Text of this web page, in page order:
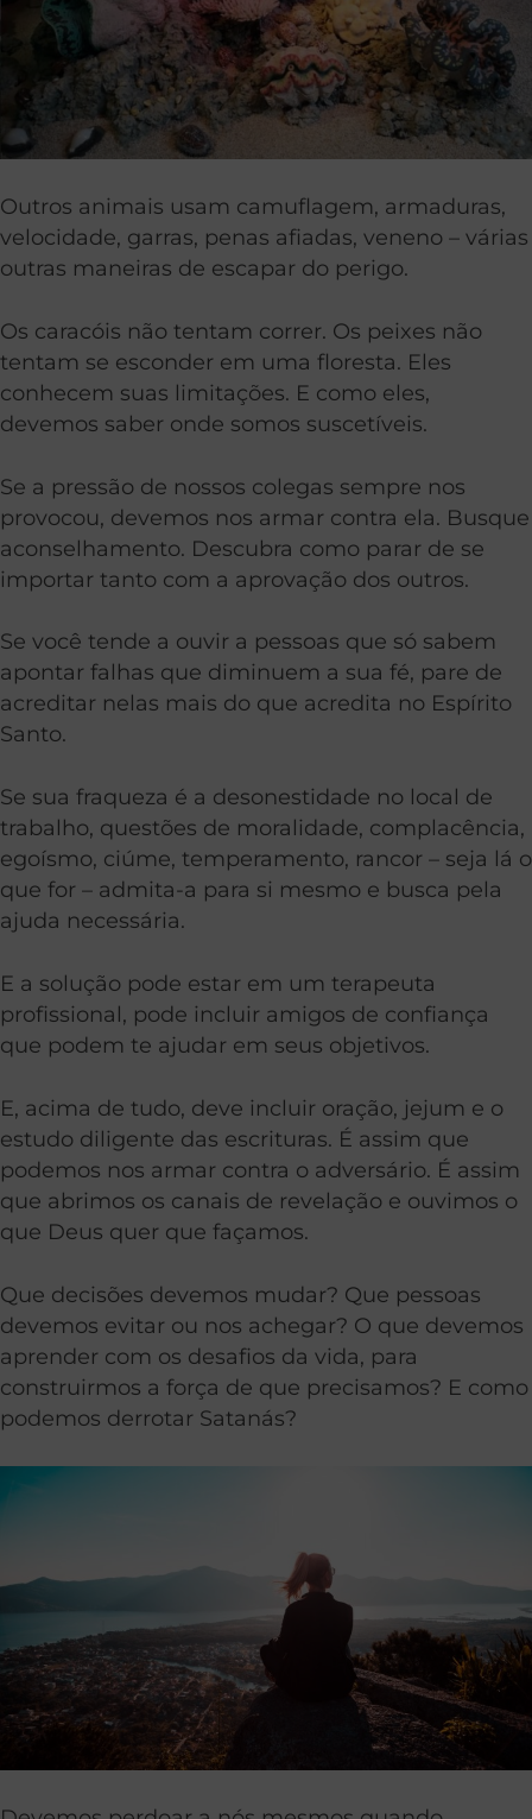
Outros animais usam camuflagem, armaduras,
velocidade, garras, penas afiadas, veneno – várias
outras maneiras de escapar do perigo.
Os caracóis não tentam correr. Os peixes não
tentam se esconder em uma floresta. Eles
conhecem suas limitações. E como eles,
devemos saber onde somos suscetíveis.
Se a pressão de nossos colegas sempre nos
provocou, devemos nos armar contra ela. Busque
aconselhamento. Descubra como parar de se
importar tanto com a aprovação dos outros.
Se você tende a ouvir a pessoas que só sabem
apontar falhas que diminuem a sua fé, pare de
acreditar nelas mais do que acredita no Espírito
Santo.
Se sua fraqueza é a desonestidade no local de
trabalho, questões de moralidade, complacência,
egoísmo, ciúme, temperamento, rancor – seja lá o
que for – admita-a para si mesmo e busca pela
ajuda necessária.
E a solução pode estar em um terapeuta
profissional, pode incluir amigos de confiança
que podem te ajudar em seus objetivos.
E, acima de tudo, deve incluir oração, jejum e o
estudo diligente das escrituras. É assim que
podemos nos armar contra o adversário. É assim
que abrimos os canais de revelação e ouvimos o
que Deus quer que façamos.
Que decisões devemos mudar? Que pessoas
devemos evitar ou nos achegar? O que devemos
aprender com os desafios da vida, para
construirmos a força de que precisamos? E como
podemos derrotar Satanás?